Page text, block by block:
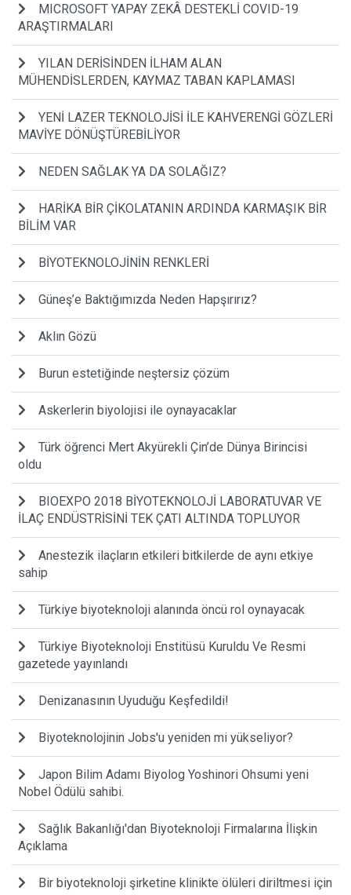
MICROSOFT YAPAY ZEKÂ DESTEKLİ COVID-19
ARAŞTIRMALARI
YILAN DERİSİNDEN İLHAM ALAN
MÜHENDİSLERDEN, KAYMAZ TABAN KAPLAMASI
YENİ LAZER TEKNOLOJİSİ İLE KAHVERENGİ GÖZLERİ
MAVİYE DÖNÜŞTÜREBİLİYOR
NEDEN SAĞLAK YA DA SOLAĞIZ?
HARİKA BİR ÇİKOLATANIN ARDINDA KARMAŞIK BİR
BİLİM VAR
BİYOTEKNOLOJİNİN RENKLERİ
Güneş’e Baktığımızda Neden Hapşırırız?
Aklın Gözü
Burun estetiğinde neştersiz çözüm
Askerlerin biyolojisi ile oynayacaklar
Türk öğrenci Mert Akyürekli Çin’de Dünya Birincisi
oldu
BIOEXPO 2018 BİYOTEKNOLOJİ LABORATUVAR VE
İLAÇ ENDÜSTRİSİNİ TEK ÇATI ALTINDA TOPLUYOR
Anestezik ilaçların etkileri bitkilerde de aynı etkiye
sahip
Türkiye biyoteknoloji alanında öncü rol oynayacak
Türkiye Biyoteknoloji Enstitüsü Kuruldu Ve Resmi
gazetede yayınlandı
Denizanasının Uyuduğu Keşfedildi!
Biyoteknolojinin Jobs'u yeniden mi yükseliyor?
Japon Bilim Adamı Biyolog Yoshinori Ohsumi yeni
Nobel Ödülü sahibi.
Sağlık Bakanlığı'dan Biyoteknoloji Firmalarına İlişkin
Açıklama
Bir biyoteknoloji şirketine klinikte ölüleri diriltmesi için